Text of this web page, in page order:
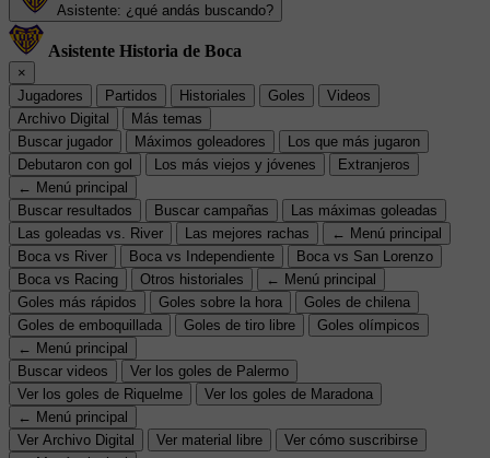
Asistente: ¿qué andás buscando?
Asistente Historia de Boca
×
Jugadores
Partidos Historiales Goles
Videos
Archivo Digital
Más temas
Buscar jugador
Máximos goleadores
Los que más jugaron
Debutaron con gol
Los más viejos y jóvenes
Extranjeros
← Menú principal
Buscar resultados
Buscar campañas
Las máximas goleadas
Las goleadas vs. River
Las mejores rachas
← Menú principal
Boca vs River
Boca vs Independiente
Boca vs San Lorenzo
Boca vs Racing
Otros historiales
← Menú principal
Goles más rápidos
Goles sobre la hora
Goles de chilena
Goles de emboquillada
Goles de tiro libre
Goles olímpicos
← Menú principal
Buscar videos
Ver los goles de Palermo
Ver los goles de Riquelme
Ver los goles de Maradona
← Menú principal
Ver Archivo Digital
Ver material libre
Ver cómo suscribirse